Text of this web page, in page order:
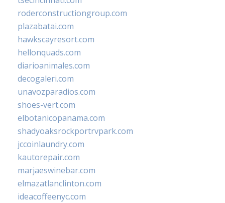
roderconstructiongroup.com
plazabatai.com
hawkscayresort.com
hellonquads.com
diarioanimales.com
decogaleri.com
unavozparadios.com
shoes-vert.com
elbotanicopanama.com
shadyoaksrockportrvpark.com
jccoinlaundry.com
kautorepair.com
marjaeswinebar.com
elmazatlanclinton.com
ideacoffeenyc.com